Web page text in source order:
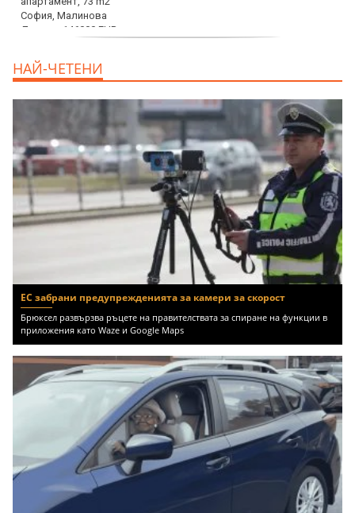
НАЙ-ЧЕТЕНИ
ЕС забрани предупрежденията за камери за скорост
Брюксел развързва ръцете на правителствата за спиране на функции в
приложения като Waze и Google Maps